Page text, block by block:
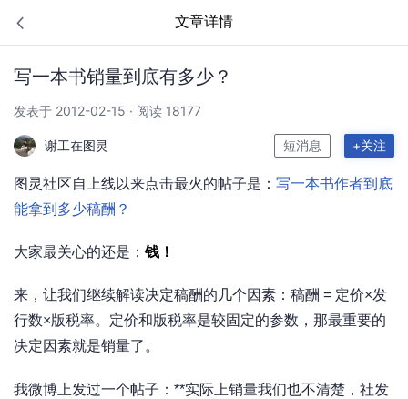
文章详情
写一本书销量到底有多少？
发表于 2012-02-15 · 阅读 18177
谢工在图灵 短消息 +关注
图灵社区自上线以来点击最火的帖子是： 写一本书作者到底
能拿到多少稿酬？
大家最关心的还是：钱！
来，让我们继续解读决定稿酬的几个因素：稿酬 = 定价×发
行数×版税率。定价和版税率是较固定的参数，那最重要的
决定因素就是销量了。
我微博上发过一个帖子：**实际上销量我们也不清楚，社发